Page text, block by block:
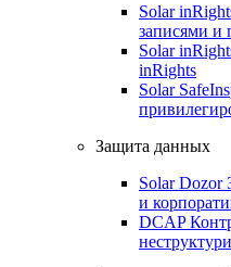
Solar
записями и
Solar
inRights
Solar
Защита данных
Solar Dozor
и
DCAP